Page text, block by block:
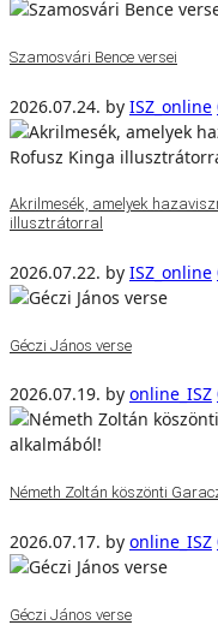
Szamosvári Bence versei
2026.07.24. by ISZ_online
Akrilmesék, amelyek
illusztrátorral
2026.07.22. by ISZ_online
Géczi János verse
2026.07.19. by online_ISZ
Németh Zoltán köszönti
2026.07.17. by online_ISZ
Géczi János verse